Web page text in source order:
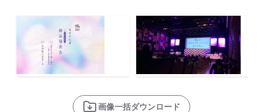
画像一括ダウンロード